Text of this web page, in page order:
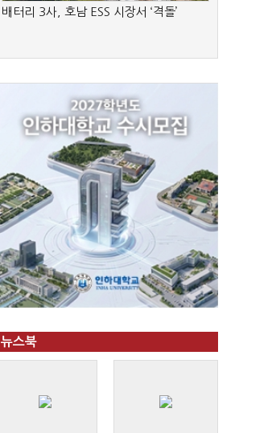
배터리 3사, 호남 ESS 시장서 ‘격돌’
뉴스북